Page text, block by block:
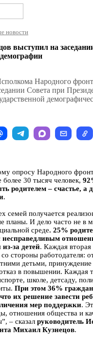
новости
выступил на
Народного
Совета при
опросу Народного
более 30 тысяч человек,
родителем – счастье, а
.
семей получается
планы. И дело часто не в
среде. 25%
несправедливым
за детей. Каждая
стороны работодателя:
детьми,
в повышении. Каждая
школе, детсаду,
При этом 36%
их решение завести
мер поддержки.
отношения общества и
– сказал руководитель
Михаил Кузнецов.